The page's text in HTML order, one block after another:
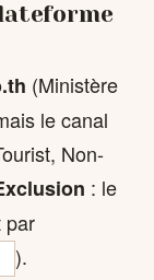
(Ministère
le canal
Non-
: le
par
).